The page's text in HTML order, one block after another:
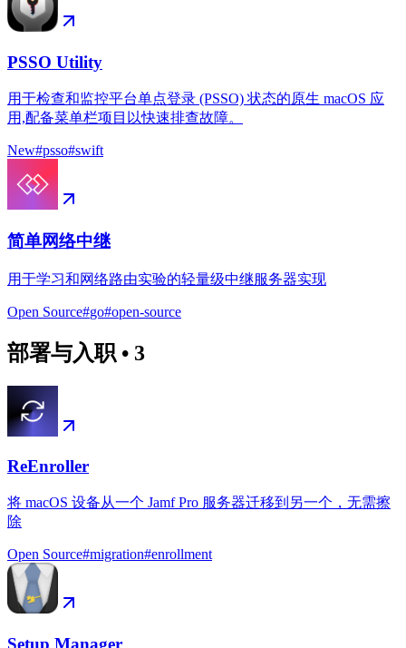
PSSO Utility
用于检查和监控平台单点登录 (PSSO) 状态的原生 macOS 应
用,配备菜单栏项目以快速排查故障。
New#psso#swift
简单网络中继
用于学习和网络路由实验的轻量级中继服务器实现
Open Source#go#open-source
部署与入职 • 3
ReEnroller
将 macOS 设备从一个 Jamf Pro 服务器迁移到另一个，无需擦
除
Open Source#migration#enrollment
Setup Manager